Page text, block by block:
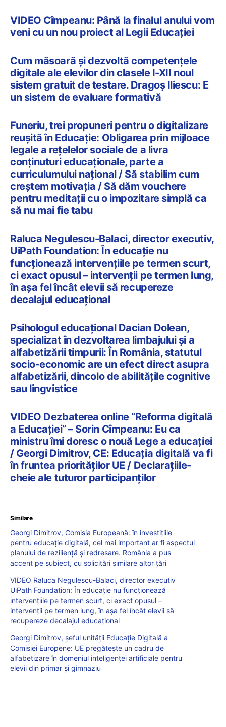
VIDEO Cîmpeanu: Până la finalul anului vom
veni cu un nou proiect al Legii Educației
Cum măsoară și dezvoltă competențele
digitale ale elevilor din clasele I-XII noul
sistem gratuit de testare. Dragoș Iliescu: E
un sistem de evaluare formativă
Funeriu, trei propuneri pentru o digitalizare
reușită în Educație: Obligarea prin mijloace
legale a rețelelor sociale de a livra
conținuturi educaționale, parte a
curriculumului național / Să stabilim cum
creștem motivația / Să dăm vouchere
pentru meditații cu o impozitare simplă ca
să nu mai fie tabu
Raluca Negulescu-Balaci, director executiv,
UiPath Foundation: În educație nu
funcționează intervențiile pe termen scurt,
ci exact opusul – intervenții pe termen lung,
în așa fel încât elevii să recupereze
decalajul educațional
Psihologul educațional Dacian Dolean,
specializat în dezvoltarea limbajului și a
alfabetizării timpurii: În România, statutul
socio-economic are un efect direct asupra
alfabetizării, dincolo de abilitățile cognitive
sau lingvistice
VIDEO Dezbaterea online “Reforma digitală
a Educației” – Sorin Cîmpeanu: Eu ca
ministru îmi doresc o nouă Lege a educației
/ Georgi Dimitrov, CE: Educația digitală va fi
în fruntea priorităților UE / Declarațiile-
cheie ale tuturor participanților
Similare
Georgi Dimitrov, Comisia Europeană: în investițiile
pentru educație digitală, cel mai important ar fi aspectul
planului de reziliență și redresare. România a pus
accent pe subiect, cu solicitări similare altor țări
VIDEO Raluca Negulescu-Balaci, director executiv
UiPath Foundation: În educație nu funcționează
intervențiile pe termen scurt, ci exact opusul –
intervenții pe termen lung, în așa fel încât elevii să
recupereze decalajul educațional
Georgi Dimitrov, șeful unității Educație Digitală a
Comisiei Europene: UE pregătește un cadru de
alfabetizare în domeniul inteligenței artificiale pentru
elevii din primar și gimnaziu